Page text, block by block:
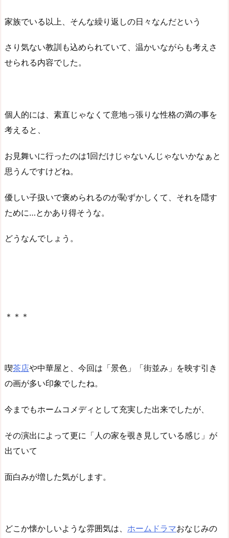
家族でいる以上、そんな繰り返しの日々なんだという
さり気ない教訓も込められていて、温かいながらも考えさ
せられる内容でした。
個人的には、素直じゃなくて意地っ張りな性格の満の事を
考えると、
お見舞いに行ったのは1回だけじゃないんじゃないかなぁと
思うんですけどね。
優しい子扱いで褒められるのが恥ずかしくて、それを隠す
ために…とかあり得そうな。
どうなんでしょう。
＊＊＊
喫茶店や中華屋と、今回は「景色」「街並み」を映す引き
の画が多い印象でしたね。
今までもホームコメディとして充実した出来でしたが、
その演出によって更に「人の家を覗き見している感じ」が
出ていて
面白みが増した気がします。
どこか懐かしいような雰囲気は、 ホームドラマおなじみの